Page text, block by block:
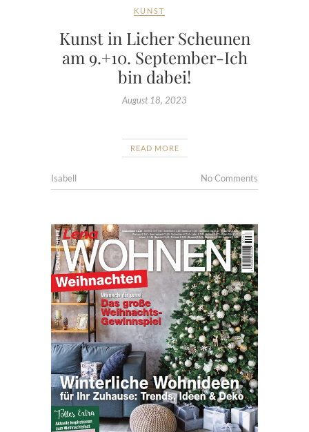
KUNST
Kunst in Licher Scheunen
am 9.+10. September-Ich
bin dabei!
August 18, 2023
READ MORE
Isabell No Comments